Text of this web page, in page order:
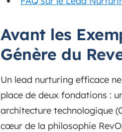
Avant les
Génère du
Un lead nurturing efficace
place de deux fondations :
architecture technologique
cœur de la philosophie